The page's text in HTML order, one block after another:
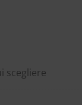
scegliere